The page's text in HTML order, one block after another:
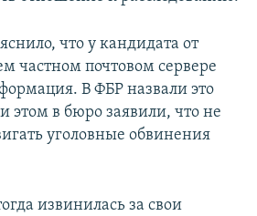
что у кандидата от
частном почтовом сервере
В ФБР назвали это
этом в бюро заявили, что не
уголовные обвинения
извинилась за свои